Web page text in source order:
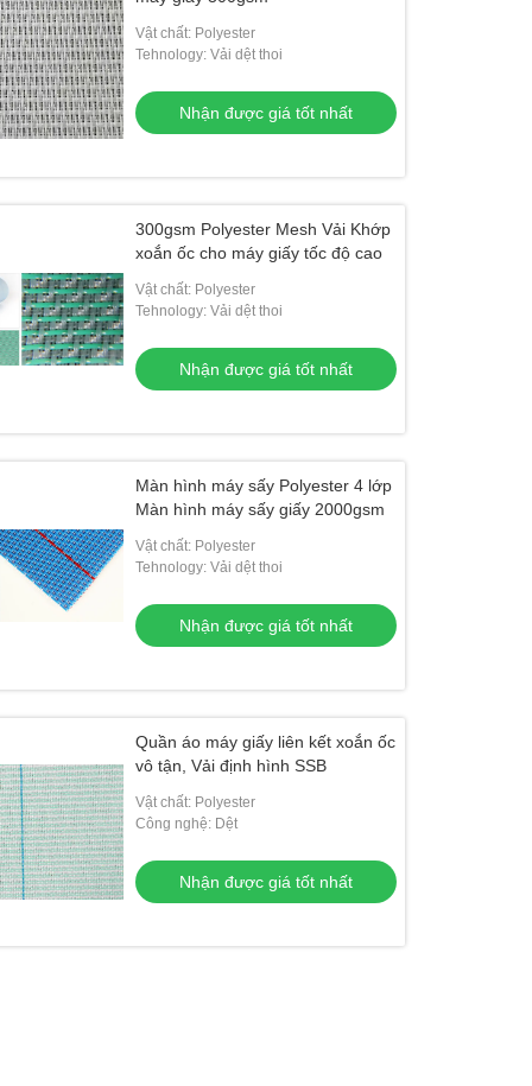
Vật chất: Polyester
Tehnology: Vải dệt thoi
Nhận được giá tốt nhất
300gsm Polyester Mesh Vải Khớp
xoắn ốc cho máy giấy tốc độ cao
Vật chất: Polyester
Tehnology: Vải dệt thoi
Nhận được giá tốt nhất
Màn hình máy sấy Polyester 4 lớp
Màn hình máy sấy giấy 2000gsm
Vật chất: Polyester
Tehnology: Vải dệt thoi
Nhận được giá tốt nhất
Quần áo máy giấy liên kết xoắn ốc
vô tận, Vải định hình SSB
Vật chất: Polyester
Công nghệ: Dệt
Nhận được giá tốt nhất